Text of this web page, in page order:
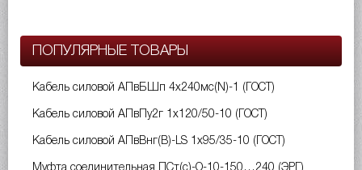
ПОПУЛЯРНЫЕ ТОВАРЫ
Кабель силовой АПвБШп 4х240мс(N)-1 (ГОСТ)
Кабель силовой АПвПу2г 1х120/50-10 (ГОСТ)
Кабель силовой АПвВнг(B)-LS 1х95/35-10 (ГОСТ)